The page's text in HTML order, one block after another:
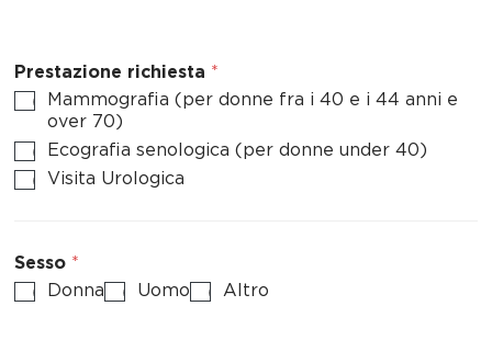
Prestazione richiesta *
Mammografia (per donne fra i 40 e i 44 anni e
over 70)
Ecografia senologica (per donne under 40)
Visita Urologica
Sesso *
Donna
Uomo Altro